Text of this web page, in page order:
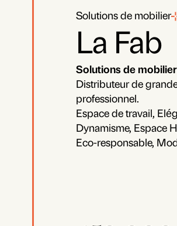
Solutions de mobilier
La Fab
Solutions de mobilier
Distributeur de
professionnel.
Espace de travail,
Dynamisme, Espace
Eco-responsable,